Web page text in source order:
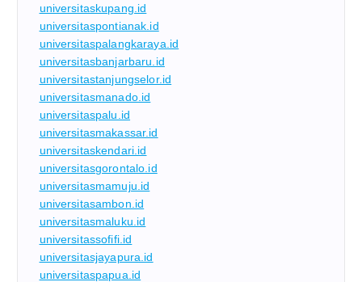
universitaskupang.id
universitaspontianak.id
universitaspalangkaraya.id
universitasbanjarbaru.id
universitastanjungselor.id
universitasmanado.id
universitaspalu.id
universitasmakassar.id
universitaskendari.id
universitasgorontalo.id
universitasmamuju.id
universitasambon.id
universitasmaluku.id
universitassofifi.id
universitasjayapura.id
universitaspapua.id